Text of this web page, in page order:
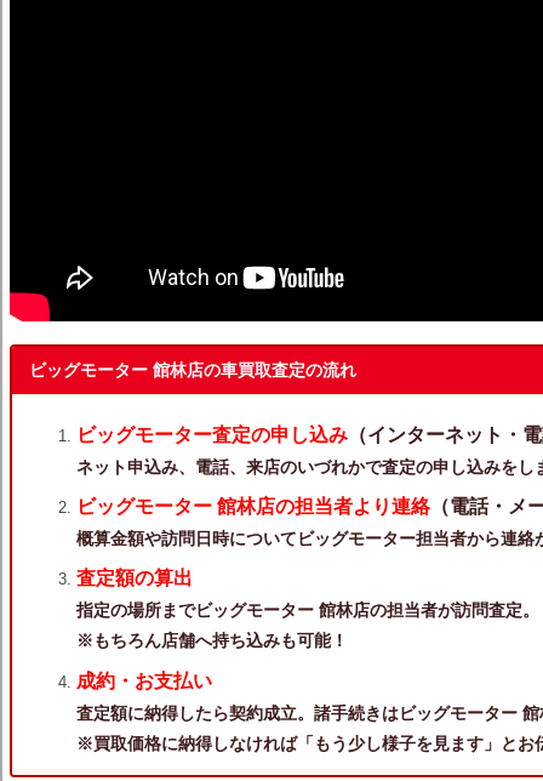
ビッグモーター 館林店の車買取査定の流れ
ビッグモーター査定の申し込み（インターネット・
ネット申込み、電話、来店のいづれかで査定の申し込みをし
ビッグモーター 館林店の担当者より連絡（電話・メ
概算金額や訪問日時についてビッグモーター担当者から連絡
査定額の算出
指定の場所までビッグモーター 館林店の担当者が訪問査定。
※もちろん店舗へ持ち込みも可能！
成約・お支払い
査定額に納得したら契約成立。諸手続きはビッグモーター
※買取価格に納得しなければ「もう少し様子を見ます」とお